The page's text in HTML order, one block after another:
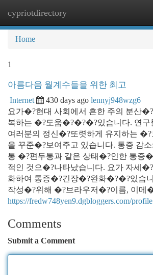
cypriotdirectory
Home
1
아름다움 월계수들을 위한 최고
Internet 430 days ago lennyj948wzg6
요가�?현대 사회에서 흔한 주의 분산
복하는 �?도움�?�?�?있습니다. 연구
여러분의 정신�?또렷하게 유지하는
을 꾸준�?보여주고 있습니다. 통증 감
통 �?편두통과 같은 상태�?인한 통증
적인 것으�?나타났습니다. 요가 자세
화하여 통증�?긴장�?완화�?�?있습
작성�?위해 �?브라우저�?이름, 이메
https://fredw748yen9.dgbloggers.com/profile
Comments
Submit a Comment